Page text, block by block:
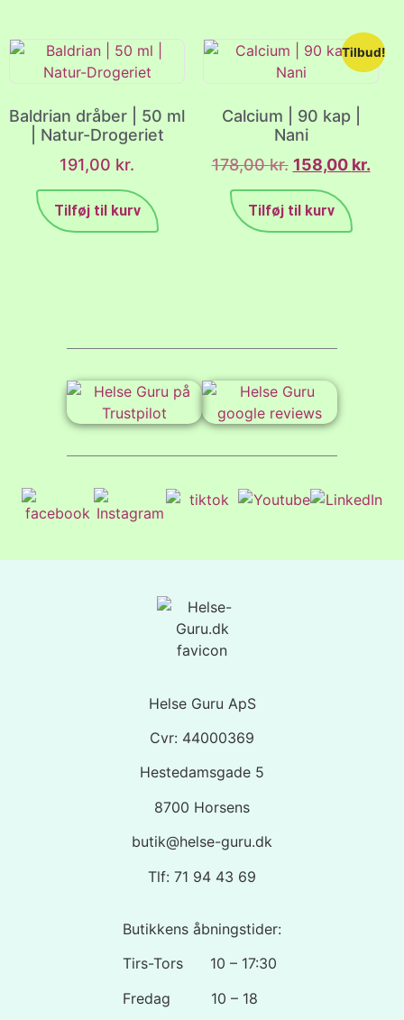
Baldrian dråber | 50 ml
| Natur-Drogeriet
191,00 kr.
Tilføj til kurv
Tilbud!
Calcium | 90 kap |
Nani
178,00kr. 158,00 kr.
Tilføj til kurv
Helse Guru ApS
Cvr: 44000369
Hestedamsgade 5
8700 Horsens
butik@helse-guru.dk
Tlf: 71 94 43 69
Butikkens åbningstider:
Tirs-Tors 10 – 17:30
Fredag 10 – 18